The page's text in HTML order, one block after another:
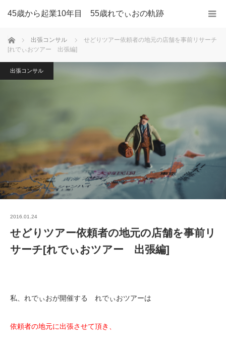
45歳から起業10年目 55歳れでぃおの軌跡
ホーム 出張コンサル
せどりツアー依頼者の地元の店舗を事前リサーチ
[れでぃおツアー 出張編]
出張コンサル
2016.01.24
せどりツアー依頼者の地元の店舗を事前リ
サーチ[れでぃおツアー 出張編]
私、れでぃおが開催する れでぃおツアーは
依頼者の地元に出張させて頂き、